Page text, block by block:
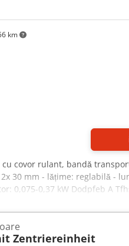
km
covor rulant, bandă
30 mm - lățime: reglabilă -
0,075-0,37 kW Dodpfeb A
Zentriereinheit